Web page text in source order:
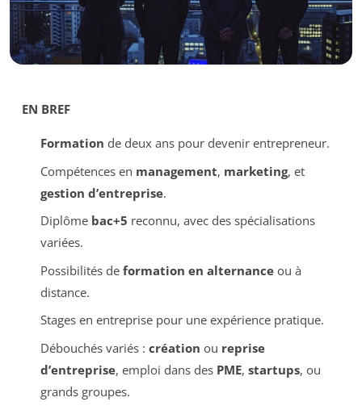
EN BREF
Formation de deux ans pour devenir entrepreneur.
Compétences en management, marketing, et
gestion d’entreprise.
Diplôme bac+5 reconnu, avec des spécialisations
variées.
Possibilités de formation en alternanceou à
distance.
Stages en entreprise pour une expérience pratique.
Débouchés variés : création ou reprise
d’entreprise, emploi dans des PME, startups, ou
grands groupes.